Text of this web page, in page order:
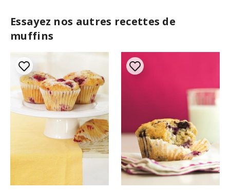
Essayez nos autres recettes de
muffins